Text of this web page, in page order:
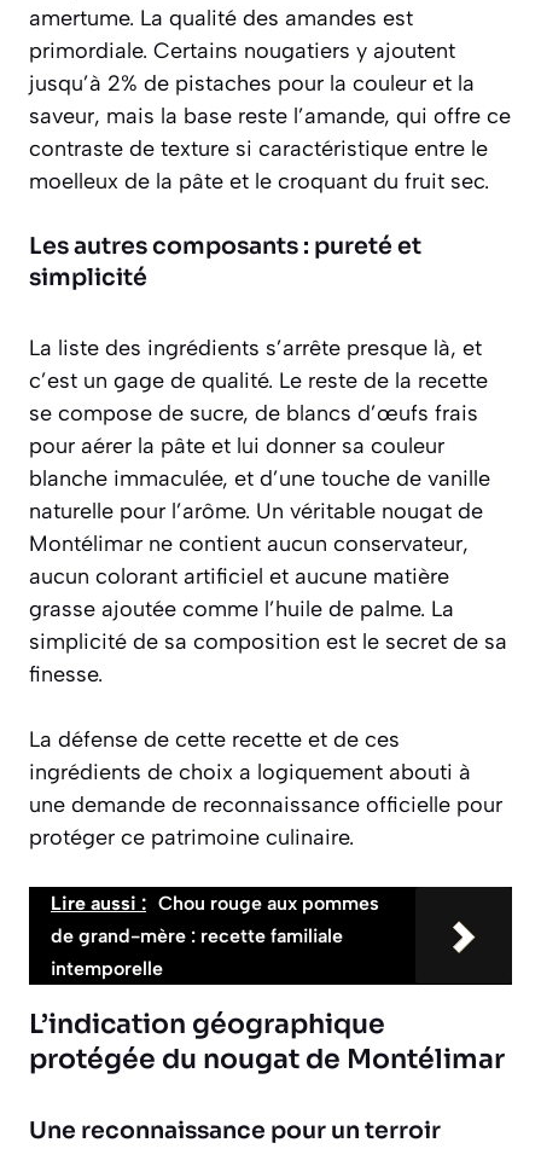
amertume. La qualité des amandes est
primordiale. Certains nougatiers y ajoutent
jusqu’à 2% de pistaches pour la couleur et la
saveur, mais la base reste l’amande, qui offre ce
contraste de texture si caractéristique entre le
moelleux de la pâte et le croquant du fruit sec.
Les autres composants : pureté et
simplicité
La liste des ingrédients s’arrête presque là, et
c’est un gage de qualité. Le reste de la recette
se compose de sucre, de blancs d’œufs frais
pour aérer la pâte et lui donner sa couleur
blanche immaculée, et d’une touche de vanille
naturelle pour l’arôme. Un véritable nougat de
Montélimar ne contient aucun conservateur,
aucun colorant artificiel et aucune matière
grasse ajoutée comme l’huile de palme. La
simplicité de sa composition est le secret de sa
finesse.
La défense de cette recette et de ces
ingrédients de choix a logiquement abouti à
une demande de reconnaissance officielle pour
protéger ce patrimoine culinaire.
Lire aussi : Chou rouge aux pommes
de grand-mère : recette familiale
intemporelle
L’indication géographique
protégée du nougat de Montélimar
Une reconnaissance pour un terroir